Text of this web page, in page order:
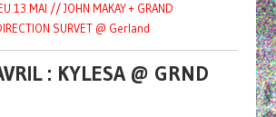
13 MAI // JOHN MAKAY + GRAND
SURVET @ Gerland
: KYLESA @ GRND